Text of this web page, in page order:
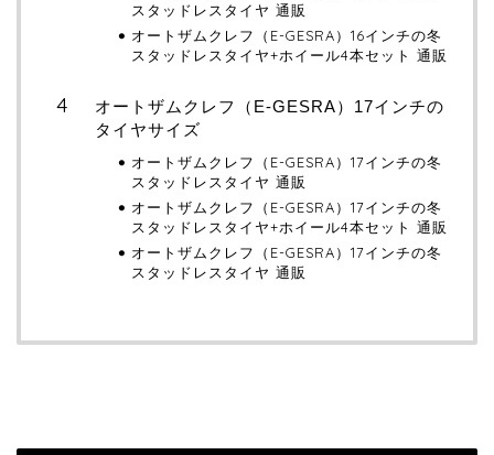
スタッドレスタイヤ 通販
オートザムクレフ（E-GESRA）16インチの冬
スタッドレスタイヤ+ホイール4本セット 通販
オートザムクレフ（E-GESRA）17インチの
タイヤサイズ
オートザムクレフ（E-GESRA）17インチの冬
スタッドレスタイヤ 通販
オートザムクレフ（E-GESRA）17インチの冬
スタッドレスタイヤ+ホイール4本セット 通販
オートザムクレフ（E-GESRA）17インチの冬
スタッドレスタイヤ 通販